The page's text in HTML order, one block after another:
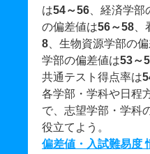
は54～56 、経済学
の偏差値は56～58
8 、生物資源学部の
学部の偏差値は53～
共通テスト得点率は
各学部・学科や日程
で、志望学部・学科
役立てよう。
偏差値・入試難易度